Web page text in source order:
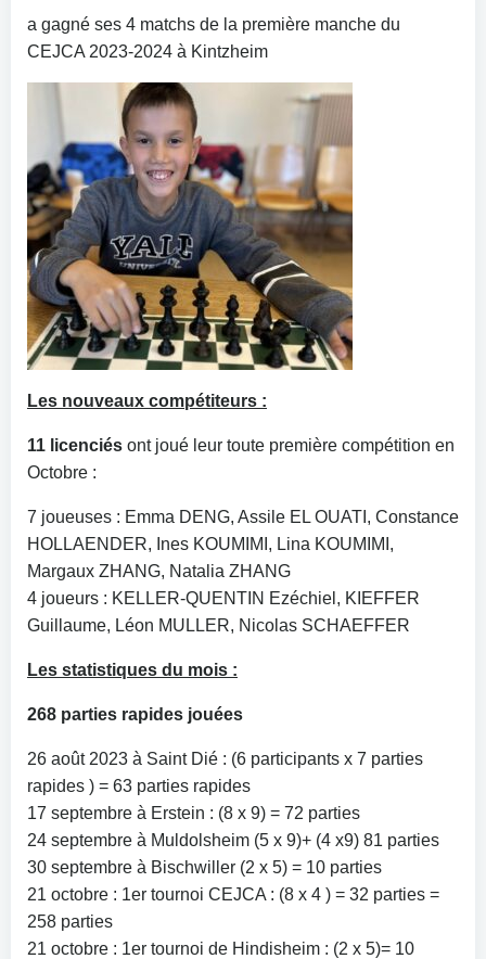
a gagné ses 4 matchs de la première manche du
CEJCA 2023-2024 à Kintzheim
Les nouveaux compétiteurs :
11 licenciés ont joué leur toute première compétition en
Octobre :
7 joueuses : Emma DENG, Assile EL OUATI, Constance
HOLLAENDER, Ines KOUMIMI, Lina KOUMIMI,
Margaux ZHANG, Natalia ZHANG
4 joueurs : KELLER-QUENTIN Ezéchiel, KIEFFER
Guillaume, Léon MULLER, Nicolas SCHAEFFER
Les statistiques du mois :
268 parties rapides jouées
26 août 2023 à Saint Dié : (6 participants x 7 parties
rapides ) = 63 parties rapides
17 septembre à Erstein : (8 x 9) = 72 parties
24 septembre à Muldolsheim (5 x 9)+ (4 x9) 81 parties
30 septembre à Bischwiller (2 x 5) = 10 parties
21 octobre : 1er tournoi CEJCA : (8 x 4 ) = 32 parties =
258 parties
21 octobre : 1er tournoi de Hindisheim : (2 x 5)= 10